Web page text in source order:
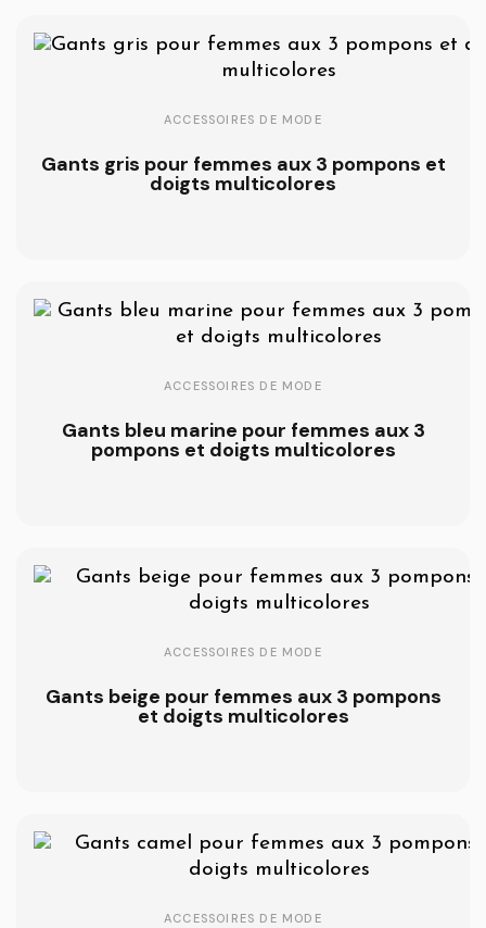
ACCESSOIRES DE MODE
Gants gris pour femmes aux 3 pompons et
doigts multicolores
ACCESSOIRES DE MODE
Gants bleu marine pour femmes aux 3
pompons et doigts multicolores
ACCESSOIRES DE MODE
Gants beige pour femmes aux 3 pompons
et doigts multicolores
ACCESSOIRES DE MODE